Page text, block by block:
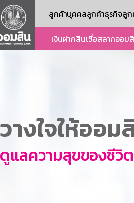
ลูกค้าบุคคลลูกค้าธุรกิจลูก
เงินฝากสินเชื่อสลากออม
วางใจให้ออม
ดูแลความสุขของชี